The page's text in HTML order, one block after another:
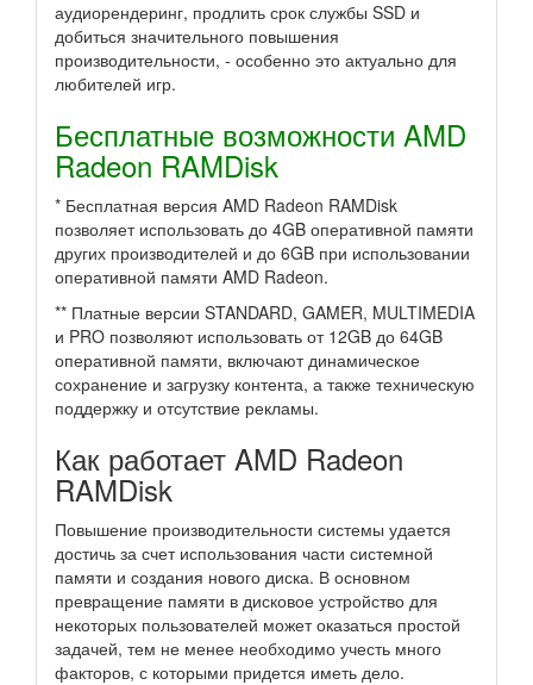
аудиорендеринг, продлить срок службы SSD и
добиться значительного повышения
производительности, - особенно это актуально для
любителей игр.
Бесплатные возможности AMD
Radeon RAMDisk
* Бесплатная версия AMD Radeon RAMDisk
позволяет использовать до 4GB оперативной памяти
других производителей и до 6GB при использовании
оперативной памяти AMD Radeon.
** Платные версии STANDARD, GAMER, MULTIMEDIA
и PRO позволяют использовать от 12GB до 64GB
оперативной памяти, включают динамическое
сохранение и загрузку контента, а также техническую
поддержку и отсутствие рекламы.
Как работает AMD Radeon
RAMDisk
Повышение производительности системы удается
достичь за счет использования части системной
памяти и создания нового диска. В основном
превращение памяти в дисковое устройство для
некоторых пользователей может оказаться простой
задачей, тем не менее необходимо учесть много
факторов, с которыми придется иметь дело.